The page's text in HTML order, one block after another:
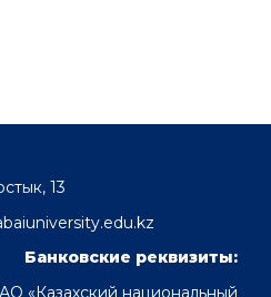
13
Банковские реквизиты:
«Казахский национальный